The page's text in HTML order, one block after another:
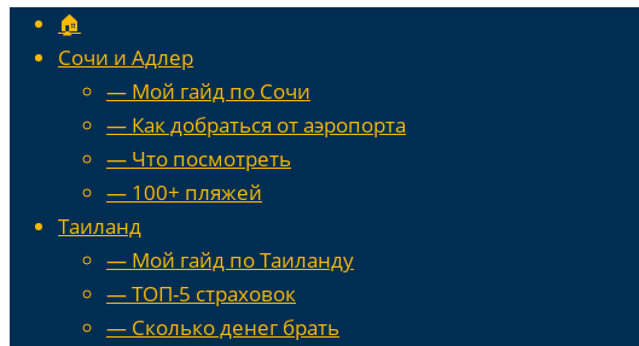
🏠
Сочи и Адлер
— Мой гайд по Сочи
— Как добраться от аэропорта
— Что посмотреть
— 100+ пляжей
Таиланд
— Мой гайд по Таиланду
— ТОП-5 страховок
— Сколько денег брать